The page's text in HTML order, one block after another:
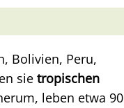
Bolivien, Peru,
sie tropischen
leben etwa 90